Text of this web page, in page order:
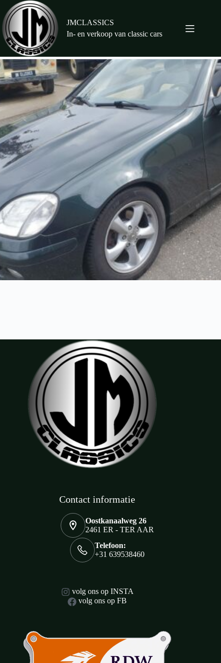
naar
de
inhoud
JMCLASSICS
In- en verkoop van classic cars
Contact informatie
Oostkanaalweg 26
2461 ER - TER AAR
Telefoon:
+31 639538460
volg ons op INSTA
volg ons op FB